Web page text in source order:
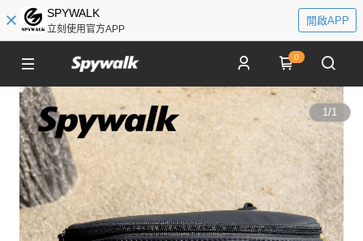
SPYWALK
立刻使用官方APP
開啟APP
0
1/1